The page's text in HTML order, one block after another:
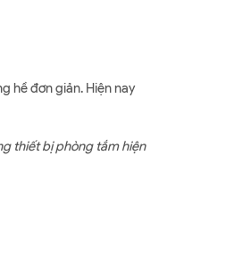
hề đơn giản. Hiện nay
thiết bị phòng tắm hiện